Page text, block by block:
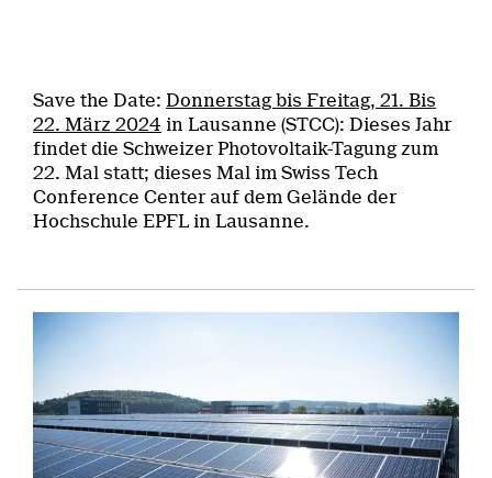
Save the Date: Donnerstag bis Freitag, 21. Bis
22. März 2024 in Lausanne (STCC): Dieses Jahr
findet die Schweizer Photovoltaik-Tagung zum
22. Mal statt; dieses Mal im Swiss Tech
Conference Center auf dem Gelände der
Hochschule EPFL in Lausanne.